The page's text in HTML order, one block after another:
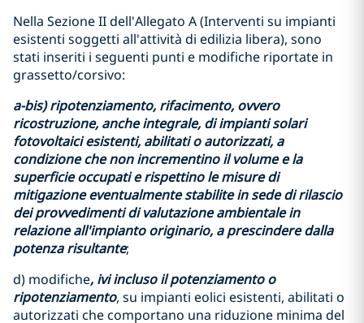
Nella Sezione II dell'Allegato A (Interventi su impianti
esistenti soggetti all'attività di edilizia libera), sono
stati inseriti i seguenti punti e modifiche riportate in
grassetto/corsivo:
a-bis) ripotenziamento, rifacimento, ovvero
ricostruzione, anche integrale, di impianti solari
fotovoltaici esistenti, abilitati o autorizzati, a
condizione che non incrementino il volume e la
superficie occupati e rispettino le misure di
mitigazione eventualmente stabilite in sede di rilascio
dei provvedimenti di valutazione ambientale in
relazione all'impianto originario, a prescindere dalla
potenza risultante;
d) modifiche, ivi incluso il potenziamento o
ripotenziamento, su impianti eolici esistenti, abilitati o
autorizzati che comportano una riduzione minima del